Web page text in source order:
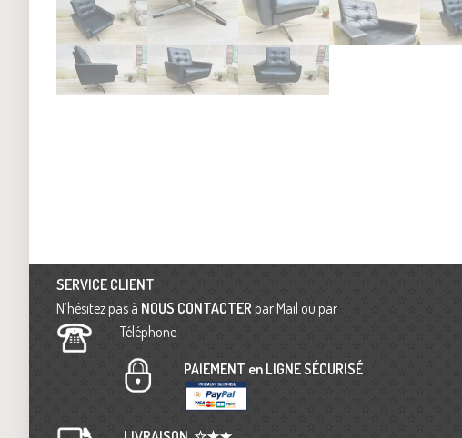
SERVICE CLIENT
N’hésitez pas à NOUS CONTACTER par Mail ou par
Téléphone
PAIEMENT en LIGNE SÉCURISÉ